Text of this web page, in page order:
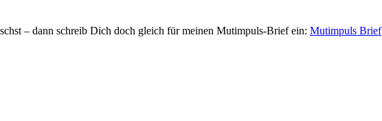
– dann schreib Dich doch gleich für meinen Mutimpuls-Brief ein: Mutimpuls Brief